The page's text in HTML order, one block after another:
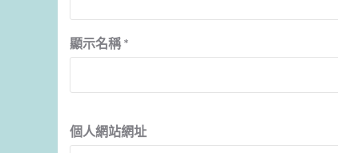
顯示名稱 *
個人網站網址